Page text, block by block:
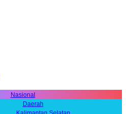
Nasional
Daerah